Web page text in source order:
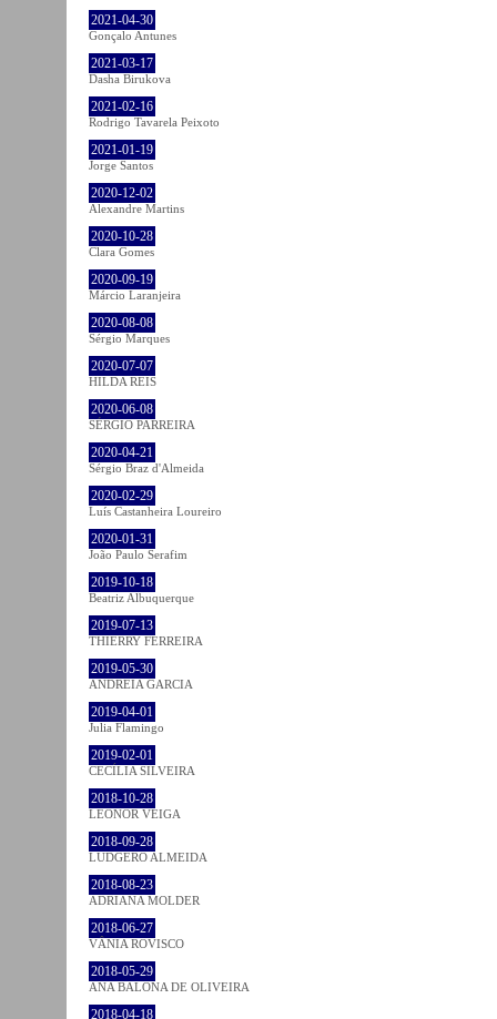
2021-04-30
Gonçalo Antunes
2021-03-17
Dasha Birukova
2021-02-16
Rodrigo Tavarela Peixoto
2021-01-19
Jorge Santos
2020-12-02
Alexandre Martins
2020-10-28
Clara Gomes
2020-09-19
Márcio Laranjeira
2020-08-08
Sérgio Marques
2020-07-07
HILDA REIS
2020-06-08
SÉRGIO PARREIRA
2020-04-21
Sérgio Braz d'Almeida
2020-02-29
Luís Castanheira Loureiro
2020-01-31
João Paulo Serafim
2019-10-18
Beatriz Albuquerque
2019-07-13
THIERRY FERREIRA
2019-05-30
ANDREIA GARCIA
2019-04-01
Julia Flamingo
2019-02-01
CECÍLIA SILVEIRA
2018-10-28
LEONOR VEIGA
2018-09-28
LUDGERO ALMEIDA
2018-08-23
ADRIANA MOLDER
2018-06-27
VÂNIA ROVISCO
2018-05-29
ANA BALONA DE OLIVEIRA
2018-04-18